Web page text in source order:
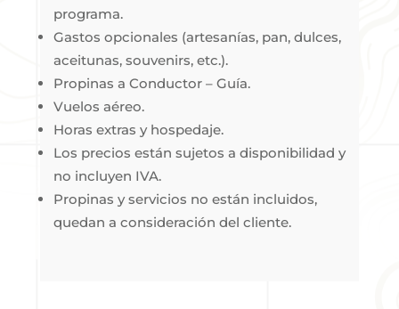
programa.
Gastos opcionales (artesanías, pan, dulces,
aceitunas, souvenirs, etc.).
Propinas a Conductor – Guía.
Vuelos aéreo.
Horas extras y hospedaje.
Los precios están sujetos a disponibilidad y
no incluyen IVA.
Propinas y servicios no están incluidos,
quedan a consideración del cliente.